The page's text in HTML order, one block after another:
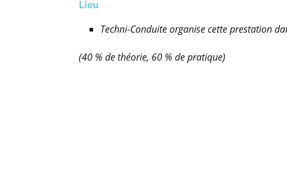
Lieu
Techni-Conduite organise cette prestation
(40 % de théorie, 60 % de pratique)